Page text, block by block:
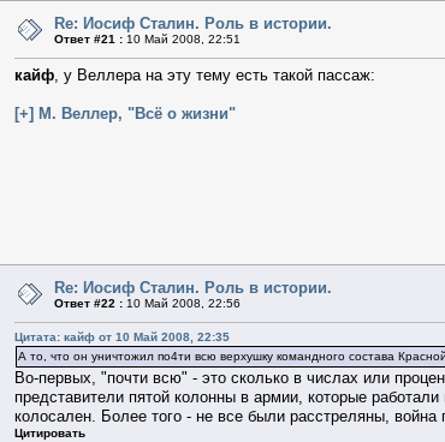
Re: Иосиф Сталин. Роль в истории.
Ответ #21 : 10 Май 2008, 22:51
кайф, у Веллера на эту тему есть такой пассаж:
[+] М. Веллер, "Всё о жизни"
Re: Иосиф Сталин. Роль в истории.
Ответ #22 : 10 Май 2008, 22:56
Цитата: кайф от 10 Май 2008, 22:35
А то, что он уничтожил по4ти всю верхушку командного состава
Во-первых, "почти всю" - это сколько в числах или
представители пятой колонны в армии, которые
колосален. Более того - не все были расстреляны,
Цитировать